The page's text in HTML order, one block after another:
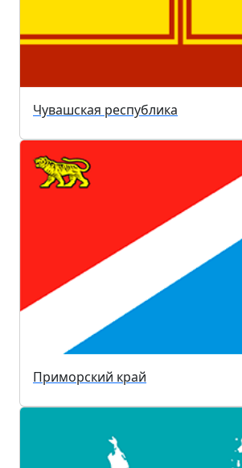
Чувашская республика
Приморский край